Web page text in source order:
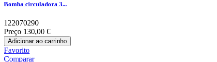
Bomba circuladora 3...
122070290
Preço 130,00 €
Adicionar ao carrinho
Favorito
Comparar